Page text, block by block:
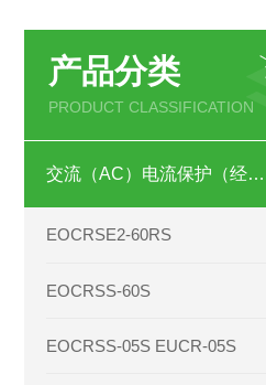
产品分类
PRODUCT CLASSIFICATION
交流（AC）电流保护（经济型）
EOCRSE2-60RS
EOCRSS-60S
EOCRSS-05S EUCR-05S